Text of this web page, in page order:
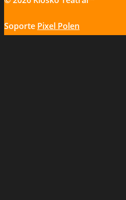
Soporte Pixel Polen